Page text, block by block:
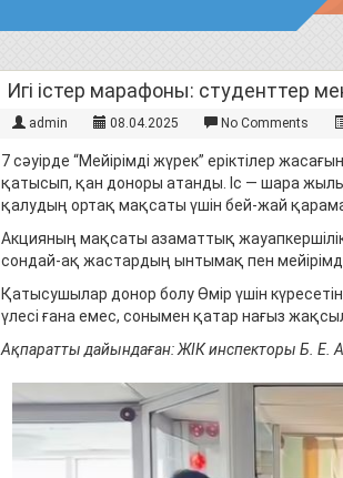
Игі істер марафоны: студенттер
admin 08.04.2025 No Comments
7 сәуірде “Мейірімді жүрек” еріктілер
қатысып, қан доноры атанды. Іс — шара
қалудың ортақ мақсаты үшін бей-жай
Акцияның мақсаты азаматтық
сондай-ақ жастардың ынтымақ пен
Қатысушылар донор болу Өмір үшін
үлесі ғана емес, сонымен қатар нағыз
Ақпаратты дайындаған: ЖІК инспекторы Б. Е.